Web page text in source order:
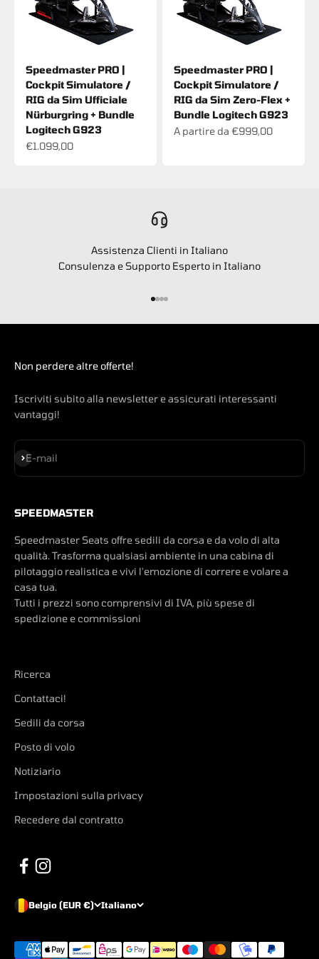
Speedmaster PRO |
Cockpit Simulatore /
RIG da Sim Ufficiale
Nürburgring + Bundle
Logitech G923
Prezzo scontato
€1.099,00
Speedmaster PRO |
Cockpit Simulatore /
RIG da Sim Zero-Flex +
Bundle Logitech G923
Prezzo scontato
A partire da €999,00
Assistenza Clienti in Italiano
Consulenza e Supporto Esperto in Italiano
Non perdere altre offerte!
Iscriviti subito alla newsletter e assicurati interessanti
vantaggi!
E-mail
Iscriviti alla newsletter
SPEEDMASTER
Speedmaster Seats offre sedili da corsa e da volo di alta
qualità. Trasforma qualsiasi ambiente in una cabina di
pilotaggio realistica e vivi l'emozione di correre e volare a
casa tua.
Tutti i prezzi sono comprensivi di IVA, più spese di
spedizione e commissioni
Ricerca
Contattaci!
Sedili da corsa
Posto di volo
Notiziario
Impostazioni sulla privacy
Recedere dal contratto
Belgio (EUR €) Italiano